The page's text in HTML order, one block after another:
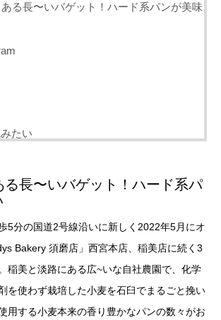
る長〜いバゲット！ハード系パンが美味
たい
る長〜いバゲット！ハード系パ
5分の国道2号線沿いに新しく2022年5月にオ
Bakery 須磨店」西宮本店、稲美店に続く3
稲美と淡路にある広~いな自社農園で、化学
を使わず栽培した小麦を石臼でまるごと挽い
用する小麦本来の香り豊かなパンの数々がお